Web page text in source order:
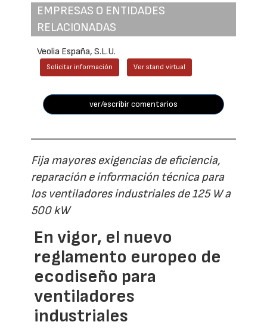
EMPRESAS O ENTIDADES
RELACIONADAS
Veolia España, S.L.U.
Solicitar información Ver stand virtual
ver/escribir comentarios
Fija mayores exigencias de eficiencia,
reparación e información técnica para
los ventiladores industriales de 125 W a
500 kW
En vigor, el nuevo
reglamento europeo de
ecodiseño para
ventiladores
industriales